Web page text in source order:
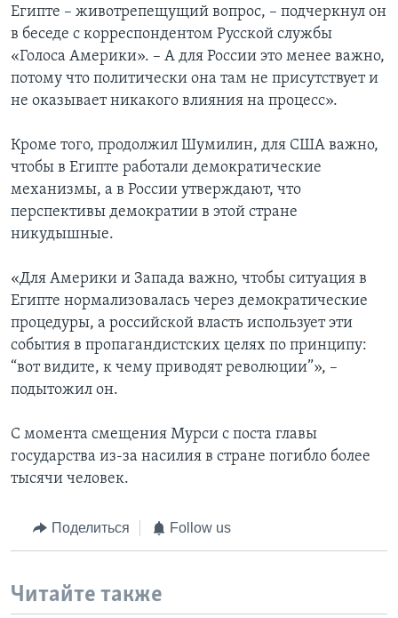
Египте – животрепещущий вопрос, – подчеркнул он
в беседе с корреспондентом Русской службы
«Голоса Америки». – А для России это менее важно,
потому что политически она там не присутствует и
не оказывает никакого влияния на процесс».
Кроме того, продолжил Шумилин, для США важно,
чтобы в Египте работали демократические
механизмы, а в России утверждают, что
перспективы демократии в этой стране
никудышные.
«Для Америки и Запада важно, чтобы ситуация в
Египте нормализовалась через демократические
процедуры, а российской власть использует эти
события в пропагандистских целях по принципу:
“вот видите, к чему приводят революции”», –
подытожил он.
С момента смещения Мурси с поста главы
государства из-за насилия в стране погибло более
тысячи человек.
Поделиться Follow us
Читайте также